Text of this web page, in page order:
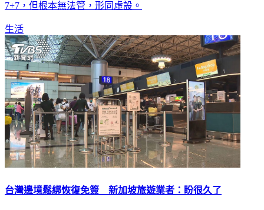
7+7，但根本無法管，形同虛設。
生活
台灣邊境鬆綁恢復免簽 新加坡旅遊業者：盼很久了